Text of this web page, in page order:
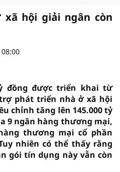
xã hội giải ngân còn
đồng được triển khai từ
phát triển nhà ở xã hội
chỉnh tăng lên 145.000 tỷ
9 ngân hàng thương mại,
thương mại cổ phần
nhiên có thể thấy rằng
gói tín dụng này vẫn còn